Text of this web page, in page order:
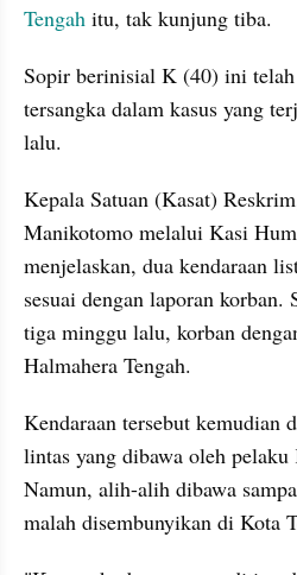
Tengah itu, tak kunjung tiba.
Sopir berinisial K (40) ini telah
tersangka dalam kasus yang
lalu.
Kepala Satuan (Kasat)
Manikotomo melalui Kasi
menjelaskan, dua kendaraan
sesuai dengan laporan korban.
tiga minggu lalu, korban
Halmahera Tengah.
Kendaraan tersebut
lintas yang dibawa oleh
Namun, alih-alih dibawa
malah disembunyikan di Kota